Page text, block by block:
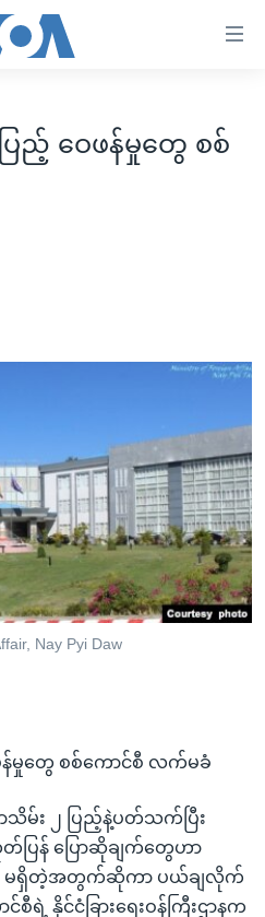
ည့် ဝေဖန်မှုတွေ စစ်
Nay Pyi Daw
န်မှုတွေ စစ်ကောင်စီ လက်မခံ
သိမ်း ၂ ပြည့်နဲ့ပတ်သက်ပြီး
ြန် ပြောဆိုချက်တွေဟာ
မရှိတဲ့အတွက်ဆိုကာ ပယ်ချလိုက်
ရဲ့ နိုင်ငံခြားရေးဝန်ကြီးဌာနက